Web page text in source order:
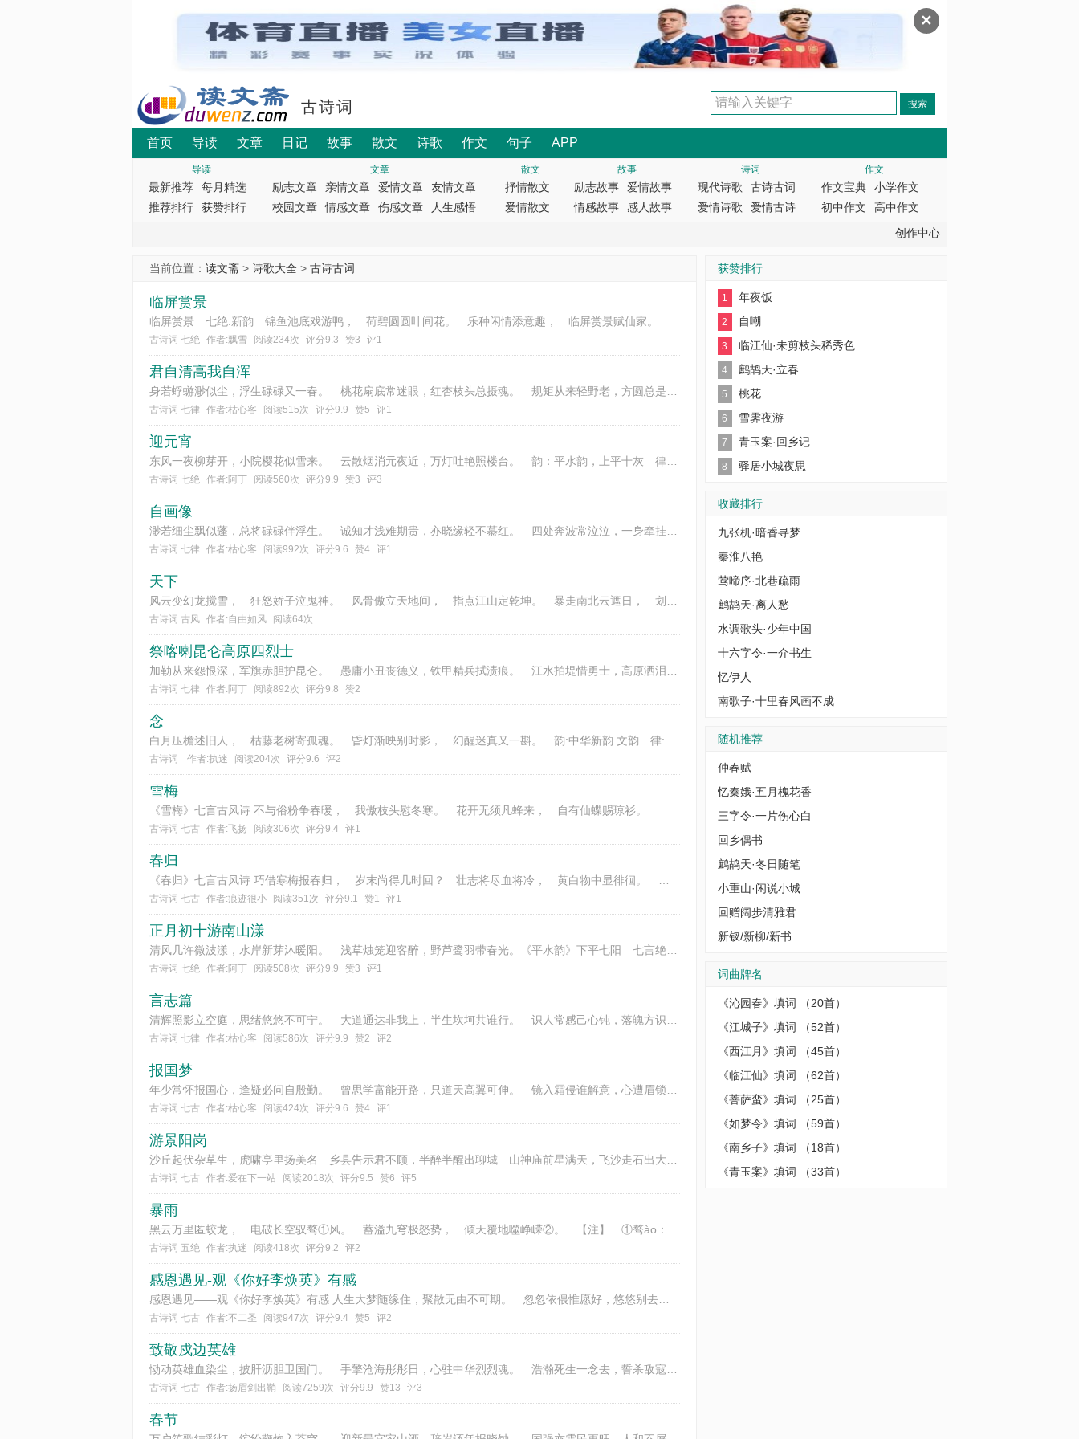
✕
古诗词
首页 导读 文章 日记 故事 散文 诗歌 作文 句子 APP
导读
最新推荐
每月精选
推荐排行
获赞排行
文章
励志文章 亲情文章 爱情文章
友情文章
校园文章
情感文章 伤感文章 人生感悟
散文
抒情散文
爱情散文
故事
励志故事
爱情故事
情感故事
感人故事
诗词
现代诗歌
古诗古词
爱情诗歌
爱情古诗
作文
作文宝典
小学作文
初中作文
高中作文
创作中心
当前位置： 读文斋> 诗歌大全> 古诗古词
临屏赏景
临屏赏景 七绝.新韵 锦鱼池底戏游鸭， 荷碧圆圆叶间花。 乐种闲情添意趣， 临屏赏景赋仙家。
古诗词 七绝 作者:飘雪 阅读234次 评分9.3 赞3 评1
君自清高我自浑
古诗词 七律 作者:枯心客 阅读515次 评分9.9 赞5 评1
迎元宵
东风一夜柳芽开，小院樱花似雪来。 云散烟消元夜近，万灯吐艳照楼台。 韵：平水韵，上平十灰 律：七言绝句，平起首句入韵
古诗词 七绝 作者:阿丁 阅读560次 评分9.9 赞3 评3
自画像
渺若细尘飘似蓬，总将碌碌伴浮生。 诚知才浅难期贵，亦晓缘轻不慕红。 四处奔波常泣泣，一身牵挂苦营营。 终然功败无从悔，岂
古诗词 七律 作者:枯心客 阅读992次 评分9.6 赞4 评1
天下
古诗词 古风 作者:自由如风 阅读64次
祭喀喇昆仑高原四烈士
古诗词 七律 作者:阿丁 阅读892次 评分9.8 赞2
念
古诗词 作者:执迷 阅读204次 评分9.6 评2
雪梅
《雪梅》七言古风诗 不与俗粉争春暖， 我傲枝头慰冬寒。 花开无须凡蜂来， 自有仙蝶赐琼衫。
古诗词 七古 作者:飞扬 阅读306次 评分9.4 评1
春归
古诗词 七古 作者:痕迹很小 阅读351次 评分9.1 赞1 评1
正月初十游南山漾
古诗词 七绝 作者:阿丁 阅读508次 评分9.9 赞3 评1
言志篇
古诗词 七律 作者:枯心客 阅读586次 评分9.9 赞2 评2
报国梦
古诗词 七古 作者:枯心客 阅读424次 评分9.6 赞4 评1
游景阳岗
古诗词 七古 作者:爱在下一站 阅读2018次 评分9.5 赞6 评5
暴雨
古诗词 五绝 作者:执迷 阅读418次 评分9.2 评2
感恩遇见-观《你好李焕英》有感
感恩遇见——观《你好李焕英》有感 人生大梦随缘住，聚散无由不可期。 忽忽依偎惟愿好，悠悠别去莫伤离。 常言八九难如意，称
古诗词 七古 作者:不二圣 阅读947次 评分9.4 赞5 评2
致敬戍边英雄
古诗词 七古 作者:扬眉剑出鞘 阅读7259次 评分9.9 赞13 评3
春节
获赞排行
年夜饭
1
自嘲
2
临江仙·未剪枝头稀秀色
3
鹧鸪天·立春
4
桃花
5
雪霁夜游
6
青玉案·回乡记
7
驿居小城夜思
8
收藏排行
九张机·暗香寻梦
秦淮八艳
莺啼序·北巷疏雨
鹧鸪天·离人愁
水调歌头·少年中国
十六字令·一介书生
忆伊人
南歌子·十里春风画不成
随机推荐
仲春赋
忆秦娥·五月槐花香
三字令·一片伤心白
回乡偶书
鹧鸪天·冬日随笔
小重山·闲说小城
回赠阔步清雅君
新钗/新柳/新书
词曲牌名
《沁园春》填词 （20首）
《江城子》填词 （52首）
《西江月》填词 （45首）
《临江仙》填词 （62首）
《菩萨蛮》填词 （25首）
《如梦令》填词 （59首）
《南乡子》填词 （18首）
《青玉案》填词 （33首）